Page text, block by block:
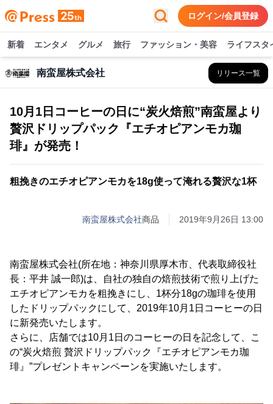
ログイン/会員登録
新着 エンタメ グルメ 旅行 ファッション・美容 ライフスタ
南蛮屋株式会社 リリース一覧
10月1日コーヒーの日に“炭火焙煎”南蛮屋より
贅沢ドリップパック『エチオピアンモカ珈
琲』が発売！
粗挽きのエチオピアンモカを18g使って淹れる贅沢な1杯
南蛮屋株式会社商品 2019年9月26日 13:00
南蛮屋株式会社(所在地：神奈川県厚木市、代表取締役社
長：平井 誠一郎)は、自社の独自の焙煎技術で煎り上げた
エチオピアンモカを粗挽きにし、1杯分18gの珈琲を使用
したドリップパックにして、2019年10月1日コーヒーの日
に新発売いたします。
さらに、店舗では10月1日のコーヒーの日を記念して、こ
の“炭火焙煎 贅沢ドリップパック『エチオピアンモカ珈
琲』”プレゼントキャンペーンを実施いたします。